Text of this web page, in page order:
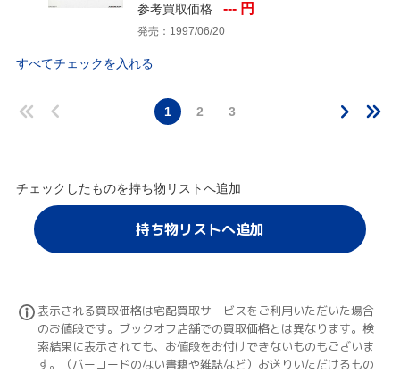
参考買取価格 --- 円
発売：1997/06/20
すべてチェックを入れる
1 2 3
チェックしたものを持ち物リストへ追加
持ち物リストへ追加
表示される買取価格は宅配買取サービスをご利用いただいた場合
のお値段です。ブックオフ店舗での買取価格とは異なります。検
索結果に表示されても、お値段をお付けできないものもございま
す。（バーコードのない書籍や雑誌など）お送りいただけるもの